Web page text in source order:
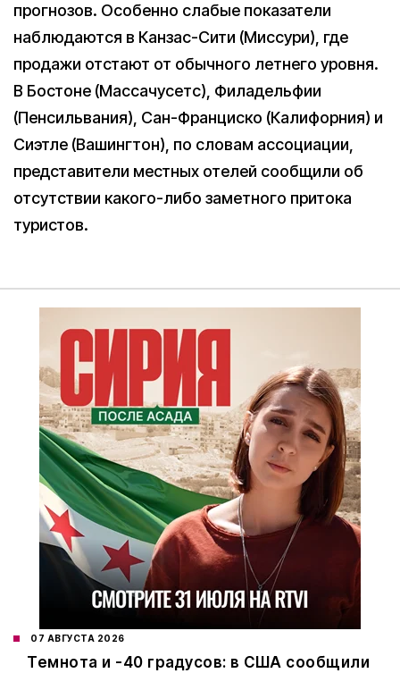
прогнозов. Особенно слабые показатели
наблюдаются в Канзас-Сити (Миссури), где
продажи отстают от обычного летнего уровня.
В Бостоне (Массачусетс), Филадельфии
(Пенсильвания), Сан-Франциско (Калифорния) и
Сиэтле (Вашингтон), по словам ассоциации,
представители местных отелей сообщили об
отсутствии какого-либо заметного притока
туристов.
07 АВГУСТА 2026
Темнота и -40 градусов: в США сообщили